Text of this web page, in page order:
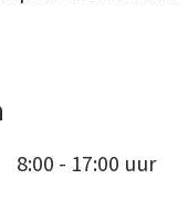
8:00 - 17:00 uur